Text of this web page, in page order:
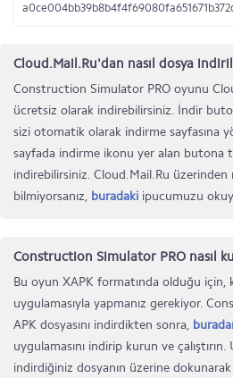
Cloud.Mail.Ru'dan nasıl dosya
Construction Simulator PRO oyunu
ücretsiz olarak indirebilirsiniz. İndir
sizi otomatik olarak indirme sayfasına
sayfada indirme ikonu yer alan butona
indirebilirsiniz. Cloud.Mail.Ru üzerinden
bilmiyorsanız, buradaki ipucumuzu
Construction Simulator PRO nasıl
Bu oyun XAPK formatında olduğu için,
uygulamasıyla yapmanız gerekiyor.
APK dosyasını indirdikten sonra,
uygulamasını indirip kurun ve
indirdiğiniz dosyanın üzerine